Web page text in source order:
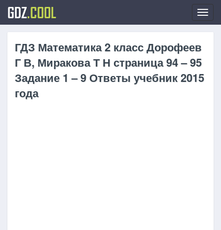
GDZ.COOL
ГДЗ Математика 2 класс Дорофеев
Г В, Миракова Т Н страница 94 – 95
Задание 1 – 9 Ответы учебник 2015
года